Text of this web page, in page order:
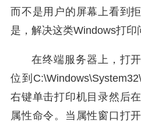
而不是用户的屏幕上看到
是，解决这类Windows打印
在终端服务器上，打
位到
右键单击打印机目录然后
属性命令。当属性窗口打